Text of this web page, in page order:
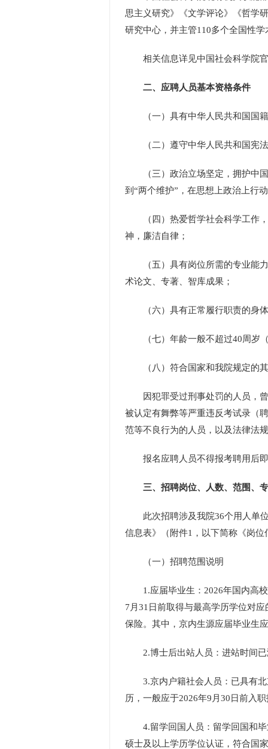
思主义研究》《文学评论》《哲学
研究中心，并主管110多个全国性学
相关信息详见中国社会科学院官
二、应聘人员基本资格条件
（一）具有中华人民共和国国
（二）遵守中华人民共和国宪法
（三）政治立场坚定，拥护中国
到“两个维护”，在思想上政治上行
（四）热爱哲学社会科学工作，
神，廉洁自律；
（五）具有岗位所需的专业能力
术论文、专著、智库成果；
（六）具有正常履行职责的身体
（七）年龄一般不超过40周岁（
（八）符合国家和我院规定的其
因犯罪受过刑事处罚的人员，曾
被认定有舞弊等严重违反考试录（
范等不良行为的人员，以及法律法
报名应聘人员不得报考聘用后即
三、招聘岗位、人数、范围、
此次招聘涉及我院36个用人单位
信息表》（附件1，以下简称《岗位
（一）招聘范围说明
1.应届毕业生：2026年国内高校
7月31日前取得与最高学历学位对
保险。其中，京内生源应届毕业生
2.博士后出站人员：进站时间已
3.京内户籍社会人员：已具有北
历，一般应于2026年9月30日前入
4.留学回国人员：留学回国和毕
硕士及以上学历学位认证，符合国